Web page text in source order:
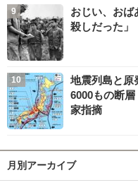
おじい、お
殺しだった
地震列島と
6000もの断
家指摘
月別アーカイブ